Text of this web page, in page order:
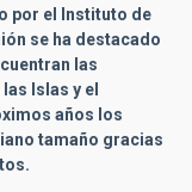
por el Instituto de
se ha destacado
las
Islas y el
años los
tamaño gracias